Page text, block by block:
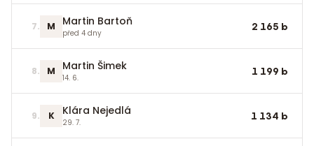
7. M Martin Bartoň
před 4 dny
2 165 b
8. M Martin Šimek
14. 6.
1 199 b
9. K Klára Nejedlá
29. 7.
1 134 b